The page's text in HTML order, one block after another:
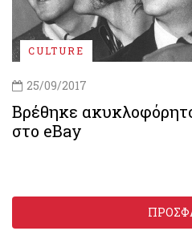
CULTURE
25/09/2017
Βρέθηκε
στο eBay